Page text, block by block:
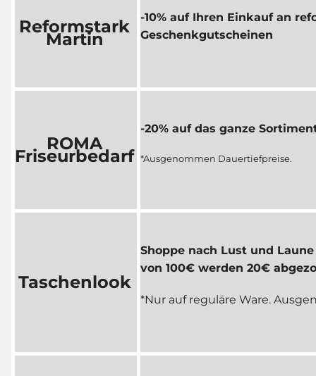
Reformstark
Martin
-10% auf Ihren Einkauf an
Geschenkgutscheinen
ROMA
Friseurbedarf
-20% auf das ganze
*Ausgenommen Dauertiefpreise.
Taschenlook
Shoppe nach Lust und
von 100€ werden 20€
*Nur auf reguläre Ware.